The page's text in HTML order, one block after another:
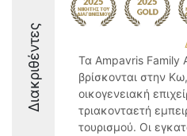
Διακριθέντες
Τα Ampavris Family
βρίσκονται στην
οικογενειακή
τριακονταετή
τουρισμού. Οι